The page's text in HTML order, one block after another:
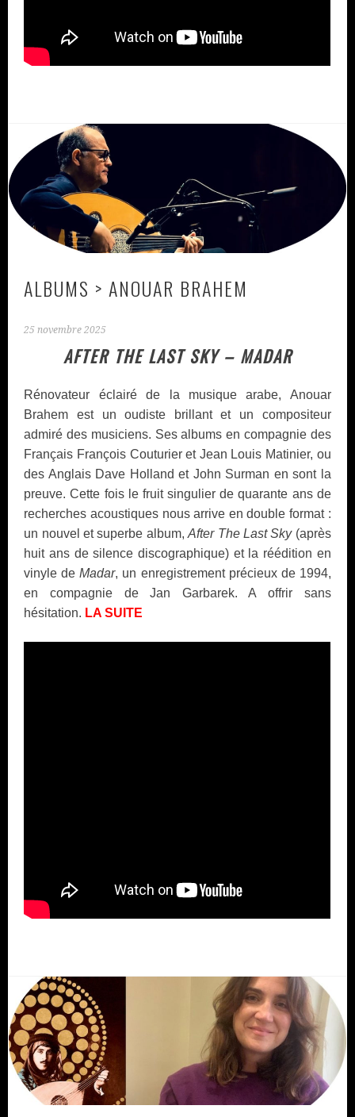
ALBUMS > ANOUAR BRAHEM
25 novembre 2025
AFTER THE LAST SKY – MADAR
Rénovateur éclairé de la musique arabe, Anouar
Brahem est un oudiste brillant et un compositeur
admiré des musiciens. Ses albums en compagnie des
Français François Couturier et Jean Louis Matinier, ou
des Anglais Dave Holland et John Surman en sont la
preuve. Cette fois le fruit singulier de quarante ans de
recherches acoustiques nous arrive en double format :
un nouvel et superbe album,After The Last Sky(après
huit ans de silence discographique) et la réédition en
vinyle deMadar, un enregistrement précieux de 1994,
en compagnie de Jan Garbarek. A offrir sans
hésitation. LA SUITE